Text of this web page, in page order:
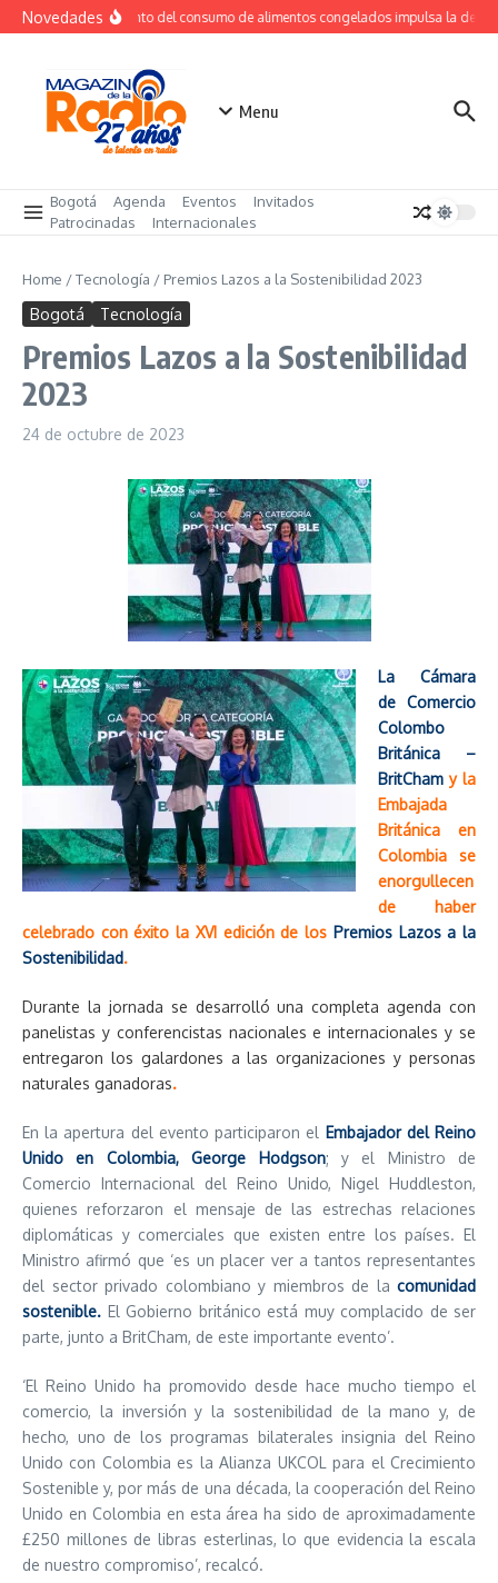
Saltar al contenido
NovedadesCrecimiento del consumo de alimentos congelados impulsa la
Menu
Bogotá Agenda Eventos
Invitados
Patrocinadas
Internacionales
Home /Tecnología / Premios Lazos a la Sostenibilidad 2023
Bogotá Tecnología
Premios Lazos a la Sostenibilidad
2023
24 de octubre de 2023
La Cámara
de Comercio
Colombo
Británica –
BritCham y la
Embajada
Británica en
Colombia se
enorgullecen
de haber
celebrado con éxito la XVI edición de los Premios Lazos a la
Sostenibilidad.
Durante la jornada se desarrolló una completa agenda con
panelistas y conferencistas nacionales e internacionales y se
entregaron los galardones a las organizaciones y personas
naturales ganadoras.
En la apertura del evento participaron el Embajador del Reino
Unido en Colombia, George Hodgson; y el Ministro de
Comercio Internacional del Reino Unido, Nigel Huddleston,
quienes reforzaron el mensaje de las estrechas relaciones
diplomáticas y comerciales que existen entre los países. El
Ministro afirmó que ‘es un placer ver a tantos representantes
del sector privado colombiano y miembros de la comunidad
sostenible. El Gobierno británico está muy complacido de ser
parte, junto a BritCham, de este importante evento’.
‘El Reino Unido ha promovido desde hace mucho tiempo el
comercio, la inversión y la sostenibilidad de la mano y, de
hecho, uno de los programas bilaterales insignia del Reino
Unido con Colombia es la Alianza UKCOL para el Crecimiento
Sostenible y, por más de una década, la cooperación del Reino
Unido en Colombia en esta área ha sido de aproximadamente
£250 millones de libras esterlinas, lo que evidencia la escala
de nuestro compromiso’, recalcó.